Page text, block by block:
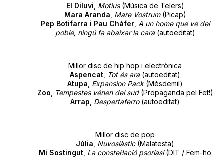
El Diluvi Motius(Música de Telers)
Mara Aranda Mare Vostrum(Picap)
Pep Botifarra i Pau Cháfer, A un home que ve del
poble, ningú fa abaixar la cara (autoeditat)
Millor disc de hip hop i electrònica
Aspencat
Tot és ara(autoeditat)
Atupa Expansion Pack(Mésdemil)
Zoo
Tempestes vénen del sud(Propaganda pel Fet!)
Arrap Despertaferro(autoeditat)
Millor disc de pop
Júlia Nuvoslàstic(Malatesta)
Mi Sostingut La constel·lació psoriasi(DIT / Fem-ho